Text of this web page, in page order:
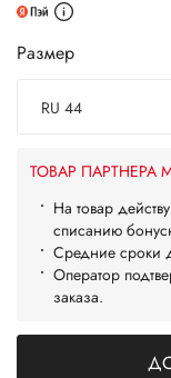
Размер
RU 44
ТОВАР ПАРТНЕРА
На товар
списанию
Средние сроки
Оператор
заказа.